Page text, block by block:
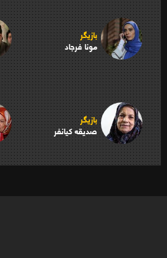
بازیگر
مونا فرجاد
بازیگر
صدیقه کیانفر